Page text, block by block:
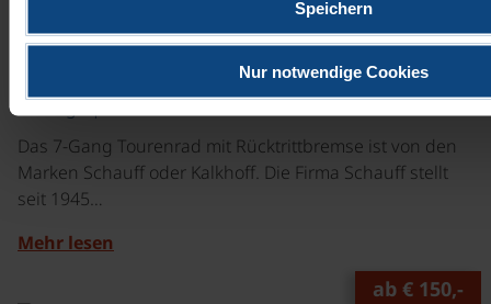
Speichern
Nur notwendige Cookies
©
7 Gänge | 28"
Das 7-Gang Tourenrad mit Rücktrittbremse ist von den
Marken Schauff oder Kalkhoff. Die Firma Schauff stellt
seit 1945…
Mehr lesen
ab € 150,-